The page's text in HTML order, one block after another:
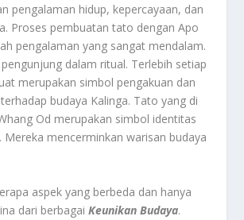
pengalaman hidup, kepercayaan, dan
Proses pembuatan tato dengan Apo
pengalaman yang sangat mendalam.
dalam ritual. Terlebih setiap
merupakan simbol pengakuan dan
budaya Kalinga. Tato yang di
Od merupakan simbol identitas
Mereka mencerminkan warisan budaya
aspek yang berbeda dan hanya
dari berbagaiKeunikan Budaya.